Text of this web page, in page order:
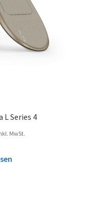
Series 4
MwSt.